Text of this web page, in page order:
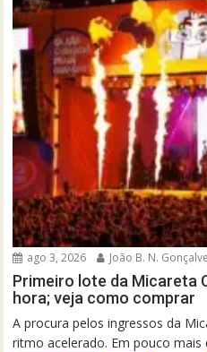
ago 3, 2026 João B. N.
Primeiro lote da Micareta
hora; veja como comprar
A procura pelos ingressos da
ritmo acelerado. Em pouco mais